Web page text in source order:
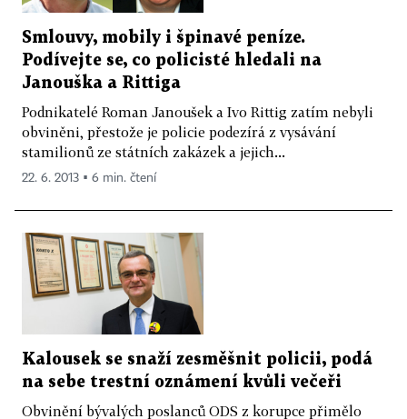
Smlouvy, mobily i špinavé peníze.
Podívejte se, co policisté hledali na
Janouška a Rittiga
Podnikatelé Roman Janoušek a Ivo Rittig zatím nebyli
obviněni, přestože je policie podezírá z vysávání
stamilionů ze státních zakázek a jejich...
22. 6. 2013 ▪ 6 min. čtení
Kalousek se snaží zesměšnit policii, podá
na sebe trestní oznámení kvůli večeři
Obvinění bývalých poslanců ODS z korupce přimělo